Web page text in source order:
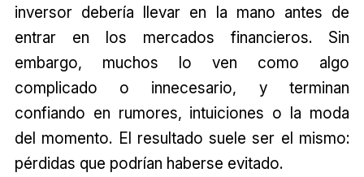
inversor debería llevar en la mano antes de
entrar en los mercados financieros. Sin
embargo, muchos lo ven como algo
complicado o innecesario, y terminan
confiando en rumores, intuiciones o la moda
del momento. El resultado suele ser el mismo:
pérdidas que podrían haberse evitado.